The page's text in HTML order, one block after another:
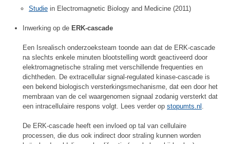
Studie in Electromagnetic Biology and Medicine (2011)
Inwerking op de ERK-cascade
Een Isrealisch onderzoeksteam toonde aan dat de ERK-cascade
na slechts enkele minuten blootstelling wordt geactiveerd door
elektromagnetische straling met verschillende frequenties en
dichtheden. De extracellular signal-regulated kinase-cascade is
een bekend biologisch versterkingsmechanisme, dat een door het
membraan van de cel waargenomen signaal zodanig versterkt dat
een intracellulaire respons volgt. Lees verder op stopumts.nl
De ERK-cascade heeft een invloed op tal van cellulaire
processen, die dus ook indirect door straling kunnen worden